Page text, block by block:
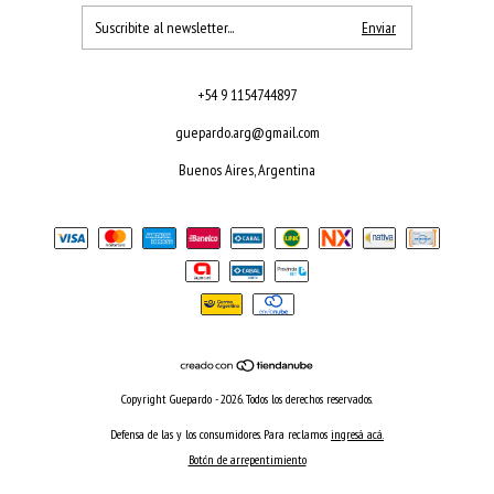
+54 9 1154744897
guepardo.arg@gmail.com
Buenos Aires, Argentina
Copyright Guepardo - 2026. Todos los derechos reservados.
Defensa de las y los consumidores. Para reclamos ingresá acá.
Botón de arrepentimiento